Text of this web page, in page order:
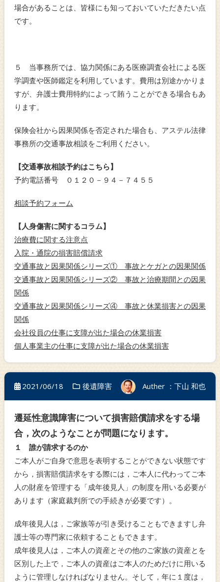
場合があることは、皆様にも知っておいていただきたい点
です。
５ 当事務所では、協力関係にある医療調査会社による医
学調査や医師鑑定を利用しています。費用は別途かかりま
すが、弁護士費用特約によって賄うことができる場合もあ
ります。
保険会社から因果関係を否定された場合も、アステル法律
事務所の交通事故相談をご利用ください。
【交通事故相談予約はこちら】
予約電話番号 ０１２０－９４－７４５５
相談予約フォーム
【人身傷害に関するコラム】
治療費に関する注意点
入院・通院の損害賠償請求
交通事故と因果関係シリーズ① 事故とケガとの因果関係
交通事故と因果関係シリーズ② 事故と治療期間との因果
関係
交通事故と因果関係シリーズ④ 事故と休業損害との因果
関係
会社役員の仕事に支障が出た場合の休業損害
個人事業主の仕事に支障が出た場合の休業損害
2021/06/18 後遺障害 Auther ：下山 和也
遷延性意識障害について損害賠償請求をする場
合，次のようなことが問題になります。
１ 誰が請求するのか
ご本人がご自身で意思を表明することができない状態です
から，損害賠償請求をする際には，ご本人に代わってご本
人の財産を管理する「成年後見人」の制度を用いる必要が
あります（家庭裁判所での手続きが必要です）。
成年後見人は，ご家族等が引き受けることもできますし弁
護士等の専門家に依頼することもできます。
成年後見人は，ご本人の資産とその他のご家族の資産とを
区別した上で，ご本人の資産はご本人のためだけに用いる
ように管理しなければなりません。そして，年に１度は，